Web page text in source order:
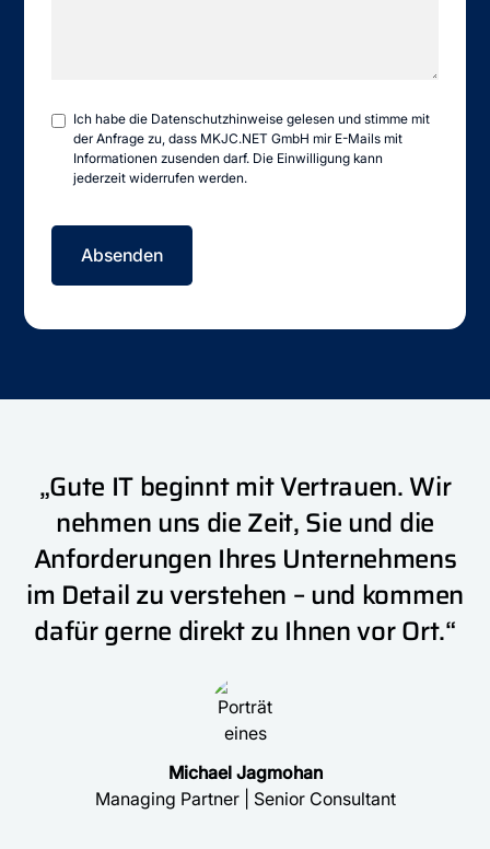
Ich habe die Datenschutzhinweise gelesen und stimme mit
der Anfrage zu, dass MKJC.NET GmbH mir E-Mails mit
Informationen zusenden darf. Die Einwilligung kann
jederzeit widerrufen werden.
„Gute IT beginnt mit Vertrauen. Wir
nehmen uns die Zeit, Sie und die
Anforderungen Ihres Unternehmens
im Detail zu verstehen – und kommen
dafür gerne direkt zu Ihnen vor Ort.“
Michael Jagmohan
Managing Partner | Senior Consultant